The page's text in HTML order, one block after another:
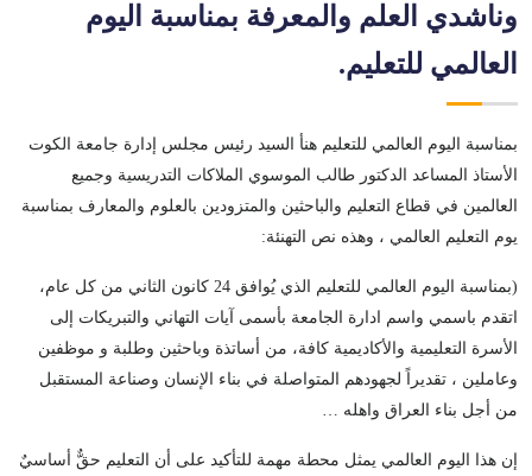
وناشدي العلم والمعرفة بمناسبة اليوم
العالمي للتعليم.
بمناسبة اليوم العالمي للتعليم هنأ السيد رئيس مجلس إدارة جامعة الكوت
الأستاذ المساعد الدكتور طالب الموسوي الملاكات التدريسية وجميع
العالمين في قطاع التعليم والباحثين والمتزودين بالعلوم والمعارف بمناسبة
يوم التعليم العالمي ، وهذه نص التهنئة:
(بمناسبة اليوم العالمي للتعليم الذي يُوافق 24 كانون الثاني من كل عام،
اتقدم باسمي واسم ادارة الجامعة بأسمى آيات التهاني والتبريكات إلى
الأسرة التعليمية والأكاديمية كافة، من أساتذة وباحثين وطلبة و موظفين
وعاملين ، تقديراً لجهودهم المتواصلة في بناء الإنسان وصناعة المستقبل
من أجل بناء العراق واهله …
إن هذا اليوم العالمي يمثل محطة مهمة للتأكيد على أن التعليم حقٌّ أساسيٌ